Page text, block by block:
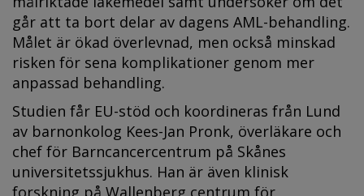
går att ta bort delar av dagens AML-behandling.
Målet är ökad överlevnad, men också minskad
risken för sena komplikationer genom mer
anpassad behandling.
Studien får EU-stöd och koordineras från Lund
av barnonkolog Kees-Jan Pronk, överläkare och
chef för Barncancercentrum på Skånes
universitetssjukhus. Han är även klinisk
forskning på Wallenberg centrum för